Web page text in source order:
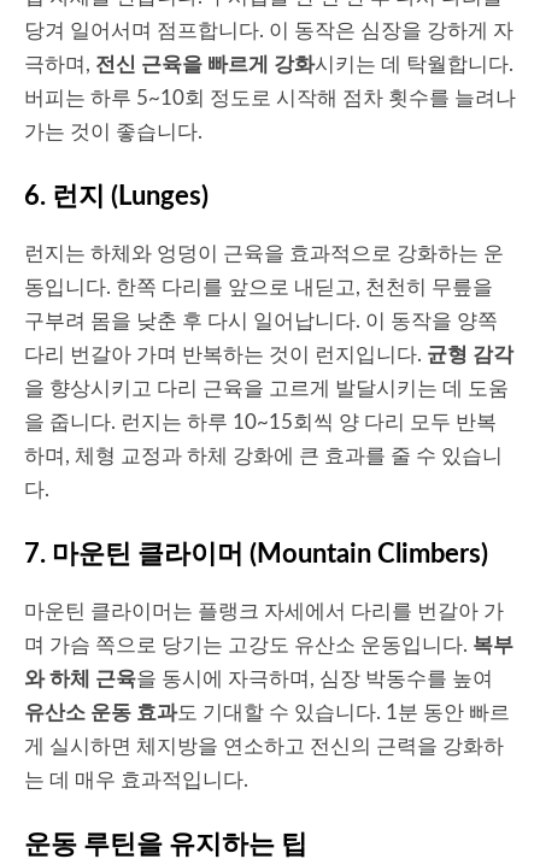
당겨 일어서며 점프합니다. 이 동작은 심장을 강하게 자
극하며, 전신 근육을 빠르게 강화시키는 데 탁월합니다.
버피는 하루 5~10회 정도로 시작해 점차 횟수를 늘려나
가는 것이 좋습니다.
6. 런지 (Lunges)
런지는 하체와 엉덩이 근육을 효과적으로 강화하는 운
동입니다. 한쪽 다리를 앞으로 내딛고, 천천히 무릎을
구부려 몸을 낮춘 후 다시 일어납니다. 이 동작을 양쪽
다리 번갈아 가며 반복하는 것이 런지입니다. 균형 감각
을 향상시키고 다리 근육을 고르게 발달시키는 데 도움
을 줍니다. 런지는 하루 10~15회씩 양 다리 모두 반복
하며, 체형 교정과 하체 강화에 큰 효과를 줄 수 있습니
다.
7. 마운틴 클라이머 (Mountain Climbers)
마운틴 클라이머는 플랭크 자세에서 다리를 번갈아 가
며 가슴 쪽으로 당기는 고강도 유산소 운동입니다. 복부
와 하체 근육을 동시에 자극하며, 심장 박동수를 높여
유산소 운동 효과도 기대할 수 있습니다. 1분 동안 빠르
게 실시하면 체지방을 연소하고 전신의 근력을 강화하
는 데 매우 효과적입니다.
운동 루틴을 유지하는 팁